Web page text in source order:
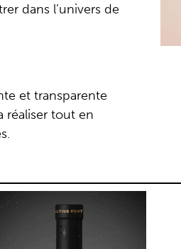
dans l’univers de
et transparente
réaliser tout en